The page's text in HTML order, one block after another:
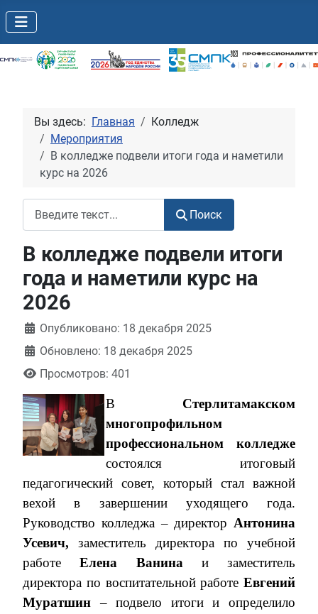
Вы здесь: Главная
Колледж
Мероприятия
В колледже подвели итоги года и наметили
курс на 2026
Поиск
В колледже подвели итоги
года и наметили курс на
2026
Информация о материале
Опубликовано: 18 декабря 2025
Обновлено: 18 декабря 2025
Просмотров: 401
В Стерлитамакском
многопрофильном
профессиональном колледже
состоялся итоговый
педагогический совет, который стал важной
вехой в завершении уходящего года.
Руководство колледжа – директор Антонина
Усевич, заместитель директора по учебной
работеЕлена Ванинаи заместитель
директора по воспитательной работе Евгений
Муратшин – подвело итоги и определило